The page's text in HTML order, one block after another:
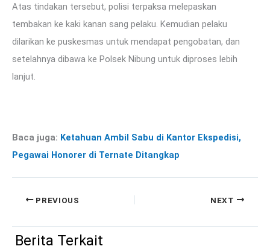
Atas tindakan tersebut, polisi terpaksa melepaskan
tembakan ke kaki kanan sang pelaku. Kemudian pelaku
dilarikan ke puskesmas untuk mendapat pengobatan, dan
setelahnya dibawa ke Polsek Nibung untuk diproses lebih
lanjut.
Baca juga: Ketahuan Ambil Sabu di Kantor Ekspedisi,
Pegawai Honorer di Ternate Ditangkap
PREVIOUS NEXT
Berita Terkait